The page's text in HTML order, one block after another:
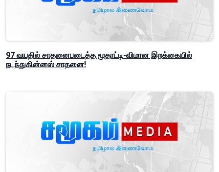
97 வயதில் சாதனைபடைத்த மூதாட்டி-விமான இறக்கையில்
நடந்துகின்னஸ் சாதனை!